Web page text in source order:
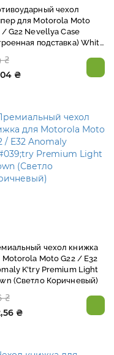
чехол
для Motorola Moto
/ G22 Nevellya Case
подставка) White
₴
₴
чехол книжка
Motorola Moto G22 / E32
K'try Premium Light
(Светло Коричневый)
₴
₴